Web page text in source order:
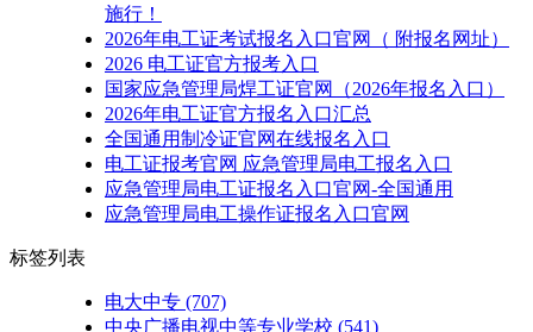
施行！
2026年电工证考试报名入口官网（ 附报名网址）
2026 电工证官方报考入口
国家应急管理局焊工证官网（2026年报名入口）
2026年电工证官方报名入口汇总
全国通用制冷证官网在线报名入口
电工证报考官网 应急管理局电工报名入口
应急管理局电工证报名入口官网-全国通用
应急管理局电工操作证报名入口官网
标签列表
电大中专 (707)
中央广播电视中等专业学校 (541)